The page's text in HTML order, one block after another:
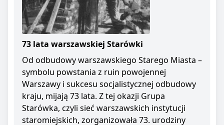
73 lata warszawskiej Starówki
Od odbudowy warszawskiego Starego Miasta –
symbolu powstania z ruin powojennej
Warszawy i sukcesu socjalistycznej odbudowy
kraju, mijają 73 lata. Z tej okazji Grupa
Starówka, czyli sieć warszawskich instytucji
staromiejskich, zorganizowała 73. urodziny